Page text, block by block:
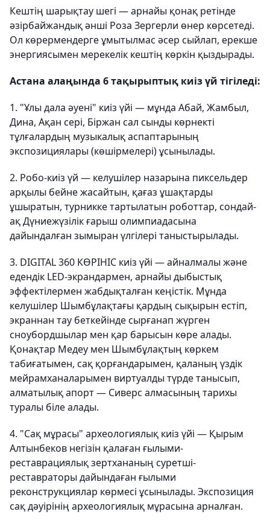
Кештің шарықтау шегі — арнайы қонақ ретінде
әзірбайжандық әнші Роза Зергерли өнер көрсетеді.
Ол көрермендерге ұмытылмас әсер сыйлап, ерекше
энергиясымен мерекелік кештің көркін қыздырады.
Астана алаңында 6 тақырыптық киіз үй тігіледі:
1. "Ұлы дала әуені" киіз үйі — мұнда Абай, Жамбыл,
Дина, Ақан сері, Біржан сал сынды көрнекті
тұлғалардың музыкалық аспаптарының
экспозициялары (көшірмелері) ұсынылады.
2. Робо-киіз үй — келушілер назарына пиксельдер
арқылы бейне жасайтын, қағаз ұшақтарды
ұшыратын, турникке тартылатын роботтар, сондай-
ақ Дүниежүзілік ғарыш олимпиадасына
дайындалған зымыран үлгілері таныстырылады.
3. DIGITAL 360 КӨРІНІС киіз үйі — айналмалы және
едендік LED-экрандармен, арнайы дыбыстық
эффектілермен жабдықталған кеңістік. Мұнда
келушілер Шымбұлақтағы қардың сықырын естіп,
экраннан тау беткейінде сырғанап жүрген
сноубордшылар мен қар барысын көре алады.
Қонақтар Медеу мен Шымбұлақтың көркем
табиғатымен, сақ қорғандарымен, қаланың үздік
мейрамханаларымен виртуалды түрде танысып,
алматылық апорт — Сиверс алмасының тарихы
туралы біле алады.
4. "Сақ мұрасы" археологиялық киіз үйі — Қырым
Алтынбеков негізін қалаған ғылыми-
реставрациялық зертхананың суретші-
реставраторы дайындаған ғылыми
реконструкциялар көрмесі ұсынылады. Экспозиция
сақ дәуірінің археологиялық мұрасына арналған.